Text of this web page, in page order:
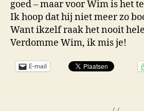
goed – maar voor Wim is het
Ik hoop dat hij niet meer zo
Want ikzelf raak het nooit
Verdomme Wim, ik mis je!
E-mail